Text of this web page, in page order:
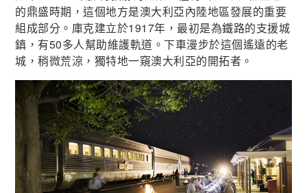
的鼎盛時期，這個地方是澳大利亞內陸地區發展的重要
組成部分。庫克建立於1917年，最初是為鐵路的支援城
鎮，有50多人幫助維護軌道。下車漫步於這個遙遠的老
城，稍微荒涼，獨特地一窺澳大利亞的開拓者。